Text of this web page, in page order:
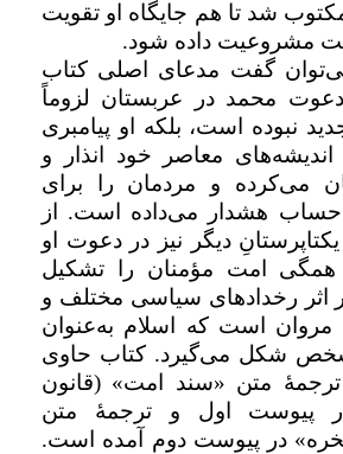
شد تا هم جایگاه او تقویت
مشروعیت داده شود.
گفت مدعای اصلی کتاب
محمد در عربستان لزوماً
نبوده است، بلکه او پیامبری
معاصر خود انذار و
می‌کرده و مردمان را برای
حساب هشدار می‌داده است. از
دیگر نیز در دعوت او
همگی امت مؤمنان را تشکیل
اثر رخدادهای سیاسی مختلف و
مروان است که اسلام به‌عنوان
شکل می‌گیرد. کتاب حاوی
متن «سند امت» (قانون
پیوست اول و ترجمۀ متن
در پیوست دوم آمده است.